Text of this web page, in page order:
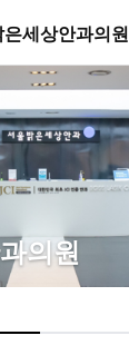
세상안과의원
의원